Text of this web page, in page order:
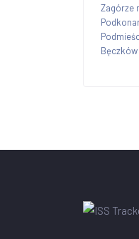
Zagórze